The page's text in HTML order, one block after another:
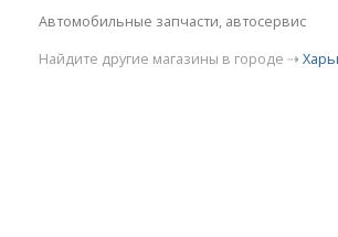
Автомобильные запчасти, автосервис
Найдите другие магазины в городе ⇢